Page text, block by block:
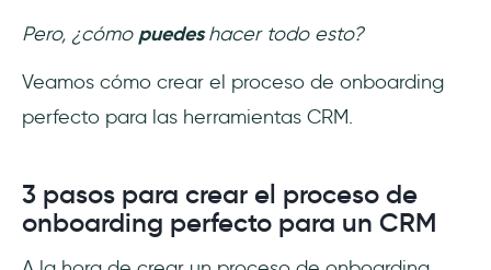
Pero, ¿cómo puedeshacer todo esto?
Veamos cómo crear el proceso de onboarding
perfecto para las herramientas CRM.
3 pasos para crear el proceso de
onboarding perfecto para un CRM